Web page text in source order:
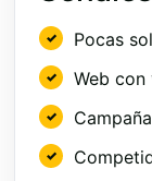
Pocas
Web con